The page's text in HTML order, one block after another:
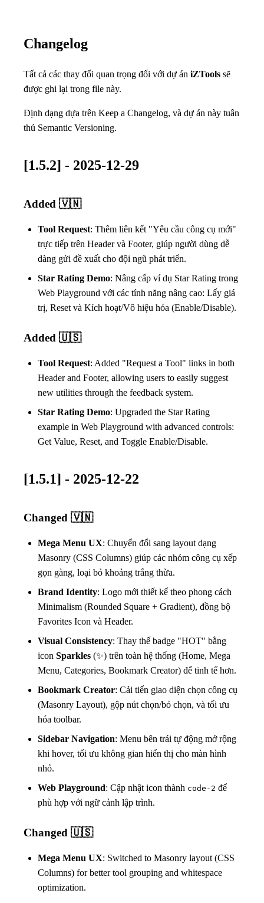
Changelog
Tất cả các thay đổi quan trọng đối với dự án iZTools sẽ
được ghi lại trong file này.
Định dạng dựa trên Keep a Changelog, và dự án này tuân
thủ Semantic Versioning.
[1.5.2] - 2025-12-29
Added 🇻🇳
Tool Request: Thêm liên kết "Yêu cầu công cụ mới"
trực tiếp trên Header và Footer, giúp người dùng dễ
dàng gửi đề xuất cho đội ngũ phát triển.
Star Rating Demo: Nâng cấp ví dụ Star Rating trong
Web Playground với các tính năng nâng cao: Lấy giá
trị, Reset và Kích hoạt/Vô hiệu hóa (Enable/Disable).
Added 🇺🇸
Tool Request: Added "Request a Tool" links in both
Header and Footer, allowing users to easily suggest
new utilities through the feedback system.
Star Rating Demo: Upgraded the Star Rating
example in Web Playground with advanced controls:
Get Value, Reset, and Toggle Enable/Disable.
[1.5.1] - 2025-12-22
Changed 🇻🇳
Mega Menu UX: Chuyển đổi sang layout dạng
Masonry (CSS Columns) giúp các nhóm công cụ xếp
gọn gàng, loại bỏ khoảng trắng thừa.
Brand Identity: Logo mới thiết kế theo phong cách
Minimalism (Rounded Square + Gradient), đồng bộ
Favorites Icon và Header.
Visual Consistency: Thay thế badge "HOT" bằng
icon Sparkles (✨) trên toàn hệ thống (Home, Mega
Menu, Categories, Bookmark Creator) để tinh tế hơn.
Bookmark Creator: Cải tiến giao diện chọn công cụ
(Masonry Layout), gộp nút chọn/bỏ chọn, và tối ưu
hóa toolbar.
Sidebar Navigation: Menu bên trái tự động mở rộng
khi hover, tối ưu không gian hiển thị cho màn hình
nhỏ.
Web Playground: Cập nhật icon thành code-2 để
phù hợp với ngữ cảnh lập trình.
Changed 🇺🇸
Mega Menu UX: Switched to Masonry layout (CSS
Columns) for better tool grouping and whitespace
optimization.